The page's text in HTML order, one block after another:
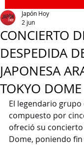
CONCIERTO
DESPEDIDA
JAPONESA
TOKYO DOME
Japón Hoy
2 jun
El legendario grupo
compuesto por
ofreció su
Dome, poniendo fin